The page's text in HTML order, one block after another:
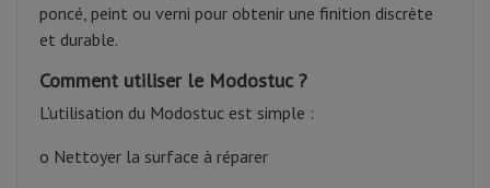
poncé, peint ou verni pour obtenir une finition discrète
et durable.
Comment utiliser le Modostuc ?
L'utilisation du Modostuc est simple :
o Nettoyer la surface à réparer